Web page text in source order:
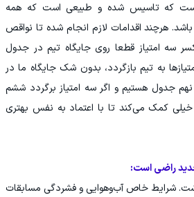
است که تاسیس شده و طبیعی است که همه
باشد. هرچند اقدامات لازم انجام شده تا نواقص
سه امتیاز قطعا روی جایگاه تیم در جدول
به تیم بازگردد، بدون شک جایگاه ما در
جدول هستیم و اگر سه امتیاز برگردد ششم
خیلی کمک می‌کند تا با اعتماد به نفس بهتری
راضی است:
شرایط خاص آب‌وهوایی و فشردگی مسابقات